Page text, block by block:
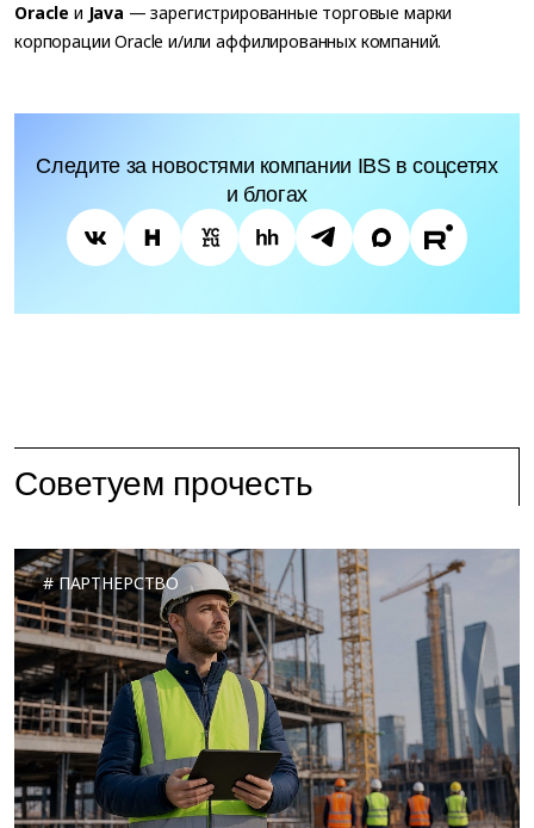
Oracle и Java — зарегистрированные торговые марки
корпорации Oracle и/или аффилированных компаний.
Следите за новостями компании IBS в соцсетях
и блогах
Советуем прочесть
ПАРТНЕРСТВО